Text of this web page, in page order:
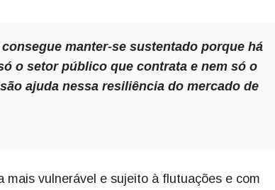
manter-se sustentado porque há
o setor público que contrata e nem só o
ajuda nessa resiliência do mercado de
mais vulnerável e sujeito à flutuações e com